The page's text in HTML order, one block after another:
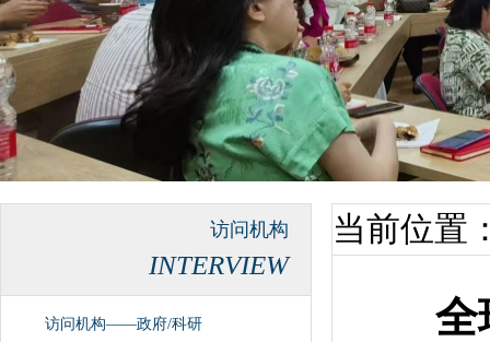
访问机构
INTERVIEW
访问机构——政府/科研
当前位置
全